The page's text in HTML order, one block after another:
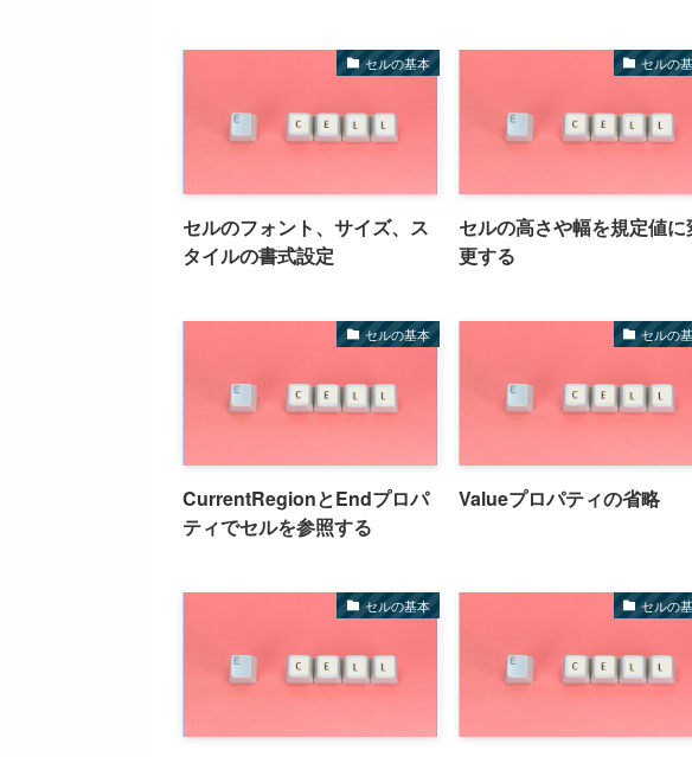
セルの基本
セルのフォント、サイズ、ス
タイルの書式設定
セルの
セルの高さや幅を規定値に
更する
セルの基本
CurrentRegionとEndプロパ
ティでセルを参照する
セルの
Valueプロパティの省略
セルの基本 セルの